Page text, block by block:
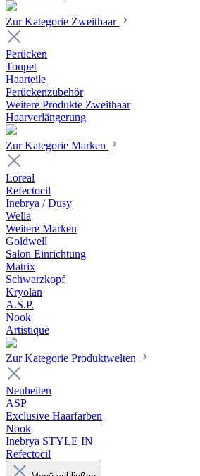
Zur Kategorie Zweithaar
Perücken
Toupet
Haarteile
Perückenzubehör
Weitere Produkte Zweithaar
Haarverlängerung
Zur Kategorie Marken
Loreal
Refectocil
Inebrya / Dusy
Wella
Weitere Marken
Goldwell
Salon Einrichtung
Matrix
Schwarzkopf
Kryolan
A.S.P.
Nook
Artistique
Zur Kategorie Produktwelten
Neuheiten
ASP
Exclusive Haarfarben
Nook
Inebrya STYLE IN
Refectocil